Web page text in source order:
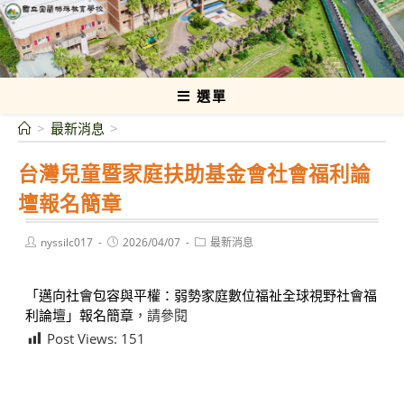
跳
轉
至
主
國立宜蘭特殊教育學校
選單
台灣兒童暨家庭扶助基金會社會福利論
壇報名簡章
> 最新消息 >
Postnyssilc017
Post2026/04/07
Post最新消息
「邁向社會包容與平權：弱勢家庭數位福祉全球視野社會福
利論壇」報名簡章 ，請參閱
Post Views: 151